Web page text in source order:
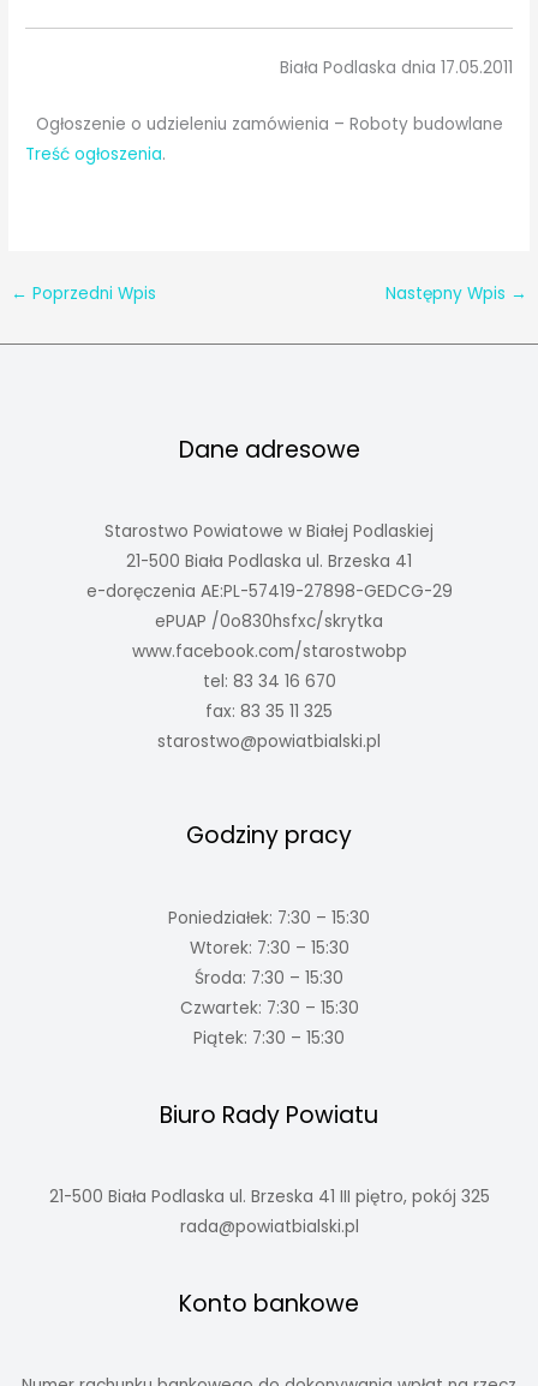
Biała Podlaska dnia 17.05.2011
Ogłoszenie o udzieleniu zamówienia – Roboty budowlane
Treść ogłoszenia.
← Poprzedni Wpis Następny Wpis →
Dane adresowe
Starostwo Powiatowe w Białej Podlaskiej
21-500 Biała Podlaska ul. Brzeska 41
e-doręczenia AE:PL-57419-27898-GEDCG-29
ePUAP /0o830hsfxc/skrytka
www.facebook.com/starostwobp
tel: 83 34 16 670
fax: 83 35 11 325
starostwo@powiatbialski.pl
Godziny pracy
Poniedziałek: 7:30 – 15:30
Wtorek: 7:30 – 15:30
Środa: 7:30 – 15:30
Czwartek: 7:30 – 15:30
Piątek: 7:30 – 15:30
Biuro Rady Powiatu
21-500 Biała Podlaska ul. Brzeska 41 III piętro, pokój 325
rada@powiatbialski.pl
Konto bankowe